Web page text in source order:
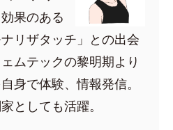
果のある
リザタッチ」との出会
ムテックの黎明期より
身で体験、情報発信。
としても活躍。